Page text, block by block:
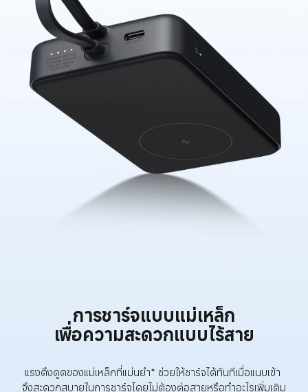
การชาร์จแบบแม่เหล็ก
เพื่อความสะดวกแบบไร้สาย
แรงดึงดูดของแม่เหล็กที่แม่นยำ* ช่วยให้ชาร์จได้ทันทีเมื่อแนบเข้า
จึงสะดวกสบายในการชาร์จโดยไม่ต้องต่อสายหรือทำอะไรเพิ่มเติม